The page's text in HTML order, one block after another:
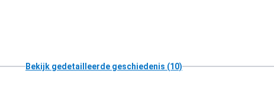
Bekijk gedetailleerde geschiedenis (10)